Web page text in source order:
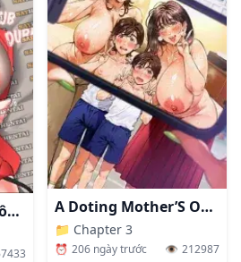
Tiềm Năng Lớn (Không Che) A Doting Mother’S Observation Diary
📁 Chapter 3
⏰ 206 ngày trước 👁️ 212987